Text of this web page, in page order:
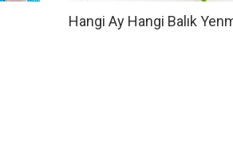
Hangi Ay Hangi Balık